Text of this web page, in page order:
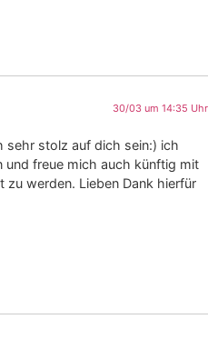
30/03 um 14:35 Uhr
sehr stolz auf dich sein:) ich
und freue mich auch künftig mit
zu werden. Lieben Dank hierfür